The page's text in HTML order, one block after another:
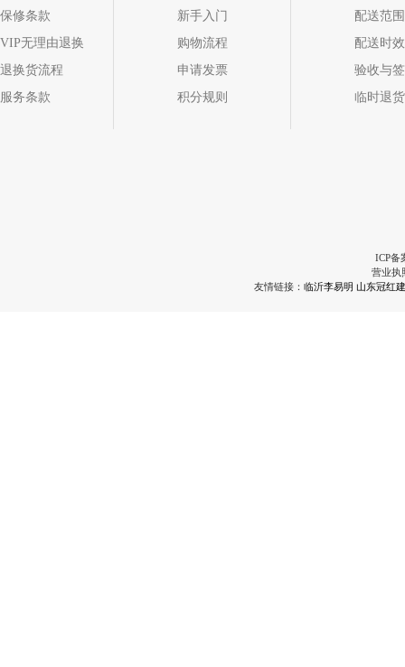
保修条款
VIP无理由退换
退换货流程
服务条款
新手入门
购物流程
申请发票
积分规则
配送范围
配送时效
验收与
临时退货
ICP备
营业执
友情链接： 临沂李易明 山东冠红